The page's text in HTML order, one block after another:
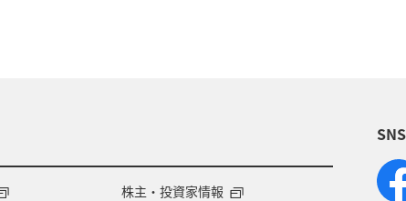
株主・投資家情報